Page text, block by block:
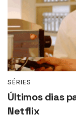
SÉRIES
Últimos dias
Netflix